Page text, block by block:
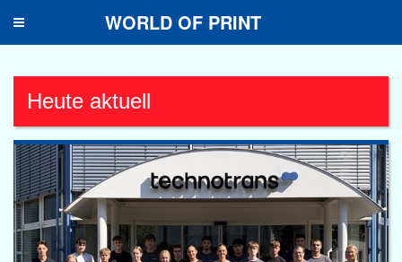
Toggle
WORLD OF PRINT
Heute aktuell